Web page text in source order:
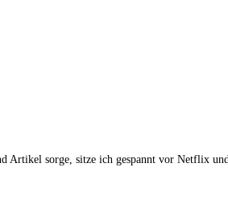
Artikel sorge, sitze ich gespannt vor Netflix